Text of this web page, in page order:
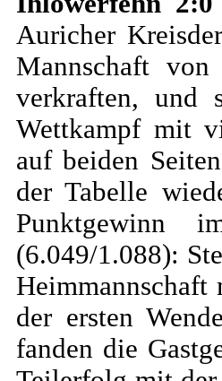
Auricher
Mannschaft
verkraften, und
Wettkampf mit
auf beiden
der Tabelle
Punktgewinn
(6.049/1.088):
der ersten
fanden die